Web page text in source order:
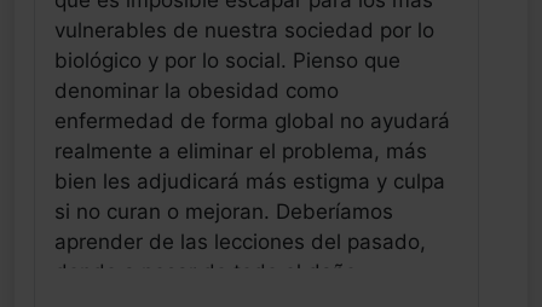
vulnerables de nuestra sociedad por lo
biológico y por lo social. Pienso que
denominar la obesidad como
enfermedad de forma global no ayudará
realmente a eliminar el problema, más
bien les adjudicará más estigma y culpa
si no curan o mejoran. Deberíamos
aprender de las lecciones del pasado,
donde a pesar de todo el daño